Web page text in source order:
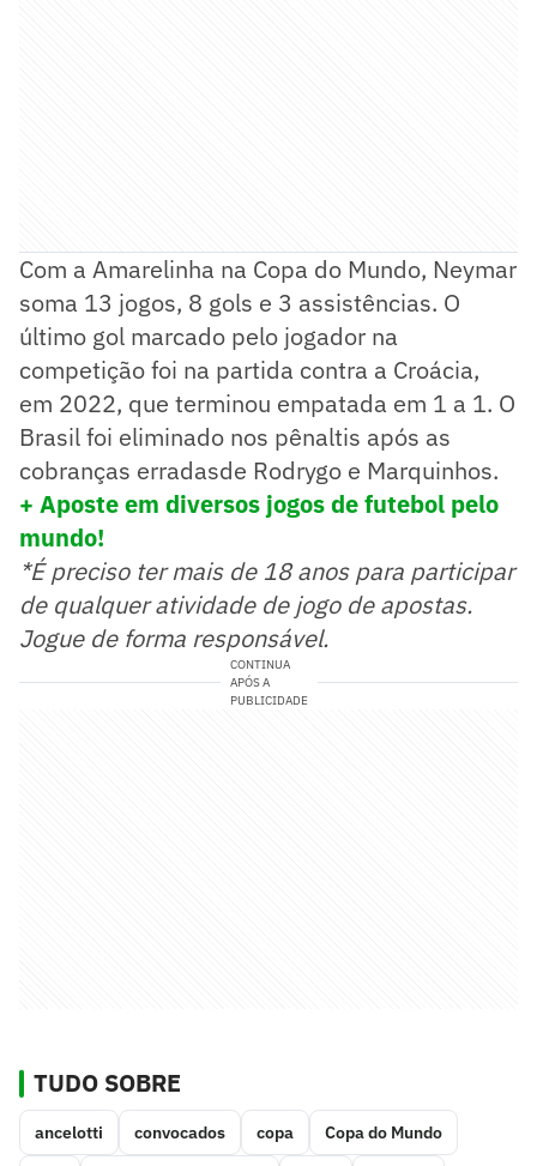
Com a Amarelinha na Copa do Mundo, Neymar
soma 13 jogos, 8 gols e 3 assistências. O
último gol marcado pelo jogador na
competição foi na partida contra a Croácia,
em 2022, que terminou empatada em 1 a 1. O
Brasil foi eliminado nos pênaltis após as
cobranças erradasde Rodrygo e Marquinhos.
+ Aposte em diversos jogos de futebol pelo
mundo!
*É preciso ter mais de 18 anos para participar
de qualquer atividade de jogo de apostas.
Jogue de forma responsável.
CONTINUA
APÓS A
PUBLICIDADE
TUDO SOBRE
ancelotti convocados copa Copa do Mundo